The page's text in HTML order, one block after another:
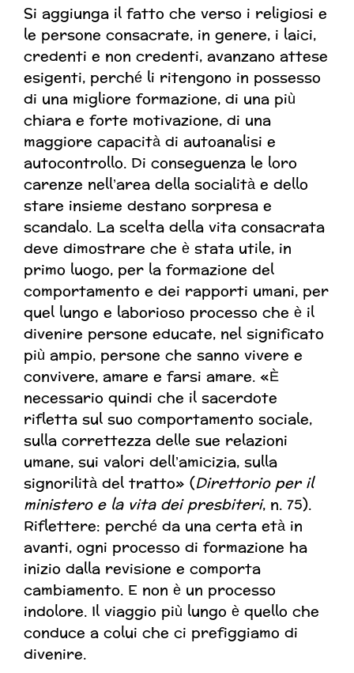
Si aggiunga il fatto che verso i religiosi e
le persone consacrate, in genere, i laici,
credenti e non credenti, avanzano attese
esigenti, perché li ritengono in possesso
di una migliore formazione, di una più
chiara e forte motivazione, di una
maggiore capacità di autoanalisi e
autocontrollo. Di conseguenza le loro
carenze nell’area della socialità e dello
stare insieme destano sorpresa e
scandalo. La scelta della vita consacrata
deve dimostrare che è stata utile, in
primo luogo, per la formazione del
comportamento e dei rapporti umani, per
quel lungo e laborioso processo che è il
divenire persone educate, nel significato
più ampio, persone che sanno vivere e
convivere, amare e farsi amare. «È
necessario quindi che il sacerdote
rifletta sul suo comportamento sociale,
sulla correttezza delle sue relazioni
umane, sui valori dell’amicizia, sulla
signorilità del tratto» (Direttorio per il
ministero e la vita dei presbiteri, n. 75).
Riflettere: perché da una certa età in
avanti, ogni processo di formazione ha
inizio dalla revisione e comporta
cambiamento. E non è un processo
indolore. Il viaggio più lungo è quello che
conduce a colui che ci prefiggiamo di
divenire.